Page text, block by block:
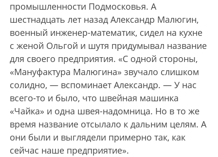
промышленности Подмосковья. А
шестнадцать лет назад Александр Малюгин,
военный инженер-математик, сидел на кухне
с женой Ольгой и шутя придумывал название
для своего предприятия. «С одной стороны,
«Мануфактура Малюгина» звучало слишком
солидно, — вспоминает Александр. — У нас
всего-то и было, что швейная машинка
«Чайка» и одна швея-надомница. Но в то же
время название отсылало к дальним целям. А
они были и выглядели примерно так, как
сейчас наше предприятие».